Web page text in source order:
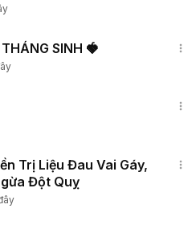
SINH 🍓
Trị Liệu Đau Vai Gáy,
Đột Quỵ